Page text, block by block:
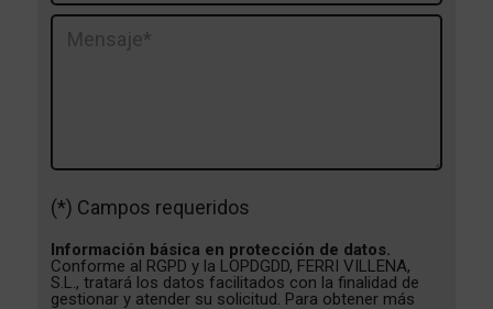
(*) Campos requeridos
Información básica en protección de datos.
Conforme al RGPD y la LOPDGDD, FERRI VILLENA,
S.L., tratará los datos facilitados con la finalidad de
gestionar y atender su solicitud. Para obtener más